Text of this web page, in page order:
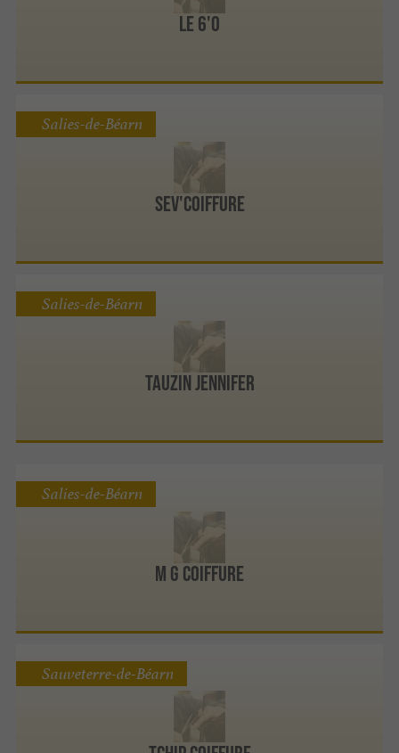
Le 6'O
Sev'Coiffure
Salies-de-Béarn
Tauzin Jennifer
Salies-de-Béarn
M G Coiffure
Salies-de-Béarn
Sauveterre-de-Béarn